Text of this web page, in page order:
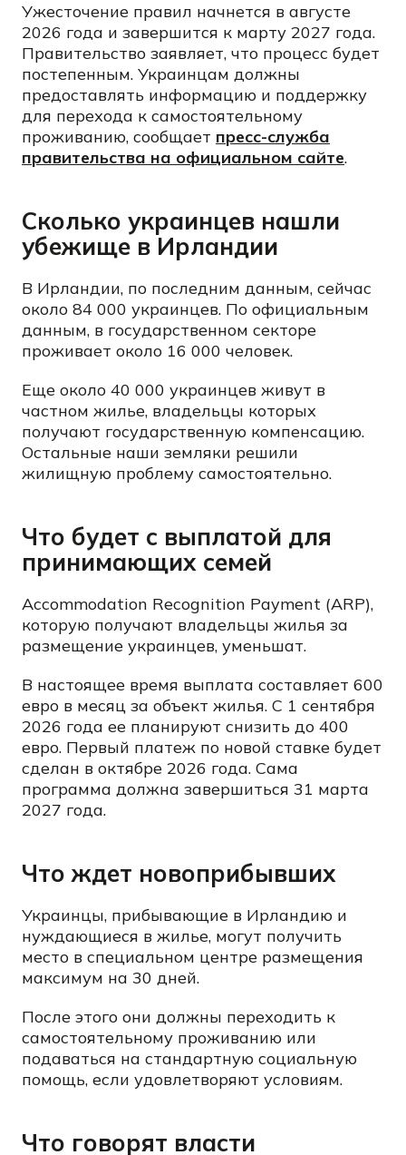
Ужесточение правил начнется в августе
2026 года и завершится к марту 2027 года.
Правительство заявляет, что процесс будет
постепенным. Украинцам должны
предоставлять информацию и поддержку
для перехода к самостоятельному
проживанию, сообщает пресс-служба
правительства на официальном сайте.
Сколько украинцев нашли
убежище в Ирландии
В Ирландии, по последним данным, сейчас
около 84 000 украинцев. По официальным
данным, в государственном секторе
проживает около 16 000 человек.
Еще около 40 000 украинцев живут в
частном жилье, владельцы которых
получают государственную компенсацию.
Остальные наши земляки решили
жилищную проблему самостоятельно.
Что будет с выплатой для
принимающих семей
Accommodation Recognition Payment (ARP),
которую получают владельцы жилья за
размещение украинцев, уменьшат.
В настоящее время выплата составляет 600
евро в месяц за объект жилья. С 1 сентября
2026 года ее планируют снизить до 400
евро. Первый платеж по новой ставке будет
сделан в октябре 2026 года. Сама
программа должна завершиться 31 марта
2027 года.
Что ждет новоприбывших
Украинцы, прибывающие в Ирландию и
нуждающиеся в жилье, могут получить
место в специальном центре размещения
максимум на 30 дней.
После этого они должны переходить к
самостоятельному проживанию или
подаваться на стандартную социальную
помощь, если удовлетворяют условиям.
Что говорят власти